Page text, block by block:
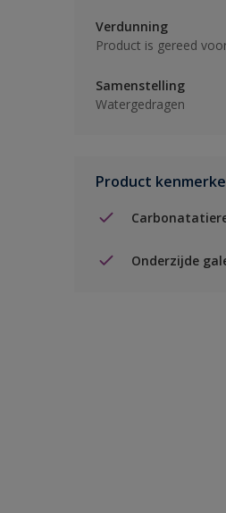
Verdunning
Product is gereed
Samenstelling
Watergedragen
Product
Onderzijde